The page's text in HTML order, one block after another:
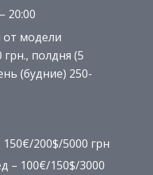
20:00
от модели
грн., полдня (5
(будние) 250-
200$/5000 грн
– 100€/150$/3000